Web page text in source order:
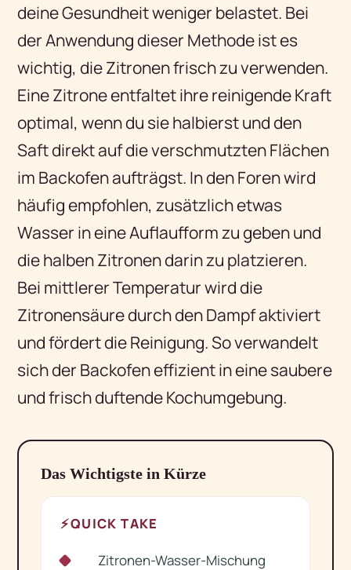
deine Gesundheit weniger belastet. Bei
der Anwendung dieser Methode ist es
wichtig, die Zitronen frisch zu verwenden.
Eine Zitrone entfaltet ihre reinigende Kraft
optimal, wenn du sie halbierst und den
Saft direkt auf die verschmutzten Flächen
im Backofen aufträgst. In den Foren wird
häufig empfohlen, zusätzlich etwas
Wasser in eine Auflaufform zu geben und
die halben Zitronen darin zu platzieren.
Bei mittlerer Temperatur wird die
Zitronensäure durch den Dampf aktiviert
und fördert die Reinigung. So verwandelt
sich der Backofen effizient in eine saubere
und frisch duftende Kochumgebung.
Das Wichtigste in Kürze
⚡QUICK TAKE
Zitronen-Wasser-Mischung